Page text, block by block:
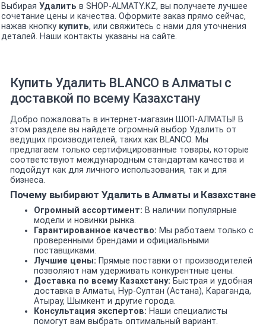
Выбирая Удалить в SHOP-ALMATY.KZ, вы получаете лучшее
сочетание цены и качества. Оформите заказ прямо сейчас,
нажав кнопку купить, или свяжитесь с нами для уточнения
деталей. Наши контакты указаны на сайте.
Купить Удалить BLANCO в Алматы с
доставкой по всему Казахстану
Добро пожаловать в интернет-магазин ШОП-АЛМАТЫ! В
этом разделе вы найдете огромный выбор Удалить от
ведущих производителей, таких как BLANCO. Мы
предлагаем только сертифицированные товары, которые
соответствуют международным стандартам качества и
подойдут как для личного использования, так и для
бизнеса.
Почему выбирают Удалить в Алматы и Казахстане
Огромный ассортимент: В наличии популярные
модели и новинки рынка.
Гарантированное качество: Мы работаем только с
проверенными брендами и официальными
поставщиками.
Лучшие цены: Прямые поставки от производителей
позволяют нам удерживать конкурентные цены.
Доставка по всему Казахстану: Быстрая и удобная
доставка в Алматы, Нур-Султан (Астана), Караганда,
Атырау, Шымкент и другие города.
Консультация экспертов: Наши специалисты
помогут вам выбрать оптимальный вариант.